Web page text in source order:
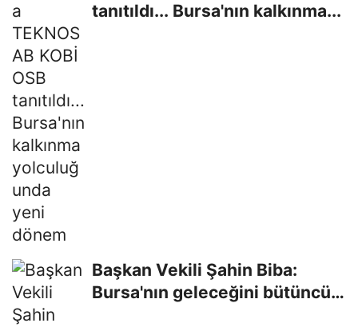
tanıtıldı... Bursa'nın kalkınma...
Başkan Vekili Şahin Biba:
Bursa'nın geleceğini bütüncül